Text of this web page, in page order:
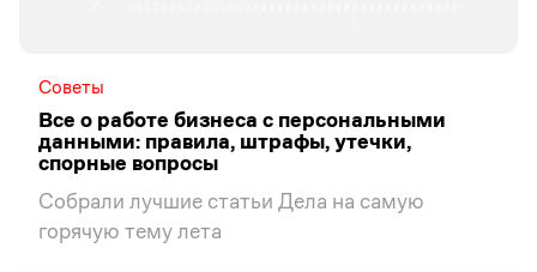
Советы
Все о работе бизнеса с персональными
данными: правила, штрафы, утечки,
спорные вопросы
Собрали лучшие статьи Дела на самую
горячую тему лета